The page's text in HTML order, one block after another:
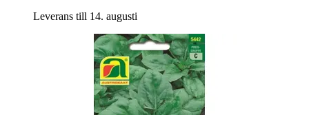
Leverans till 14. augusti